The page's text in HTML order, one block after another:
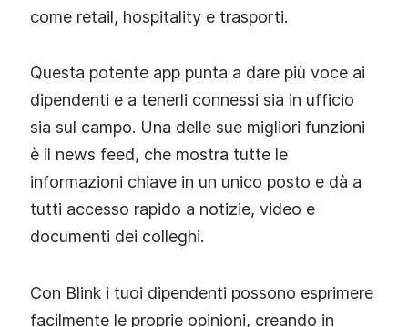
come retail, hospitality e trasporti.
Questa potente app punta a dare più voce ai
dipendenti e a tenerli connessi sia in ufficio
sia sul campo. Una delle sue migliori funzioni
è il news feed, che mostra tutte le
informazioni chiave in un unico posto e dà a
tutti accesso rapido a notizie, video e
documenti dei colleghi.
Con Blink i tuoi dipendenti possono esprimere
facilmente le proprie opinioni, creando in